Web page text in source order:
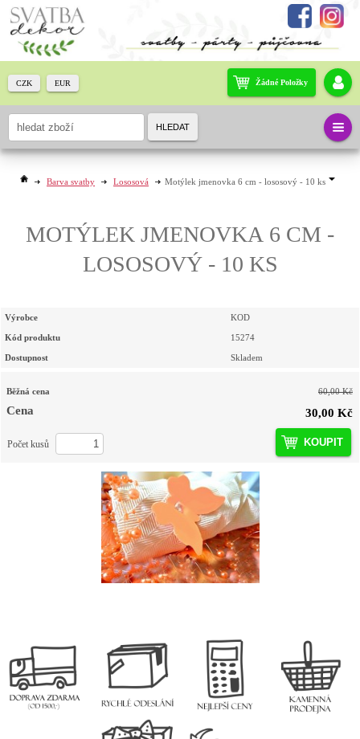
Barva svatby Lososová Motýlek jmenovka 6 cm - lososový - 10 ks
MOTÝLEK JMENOVKA 6 CM -
LOSOSOVÝ - 10 KS
Výrobce KOD
Kód produktu 15274
Dostupnost Skladem
Běžná cena 60,00 Kč
Cena 30,00 Kč
KOUPIT
Počet kusů
Žádné Položky
CZK EUR
HLEDAT